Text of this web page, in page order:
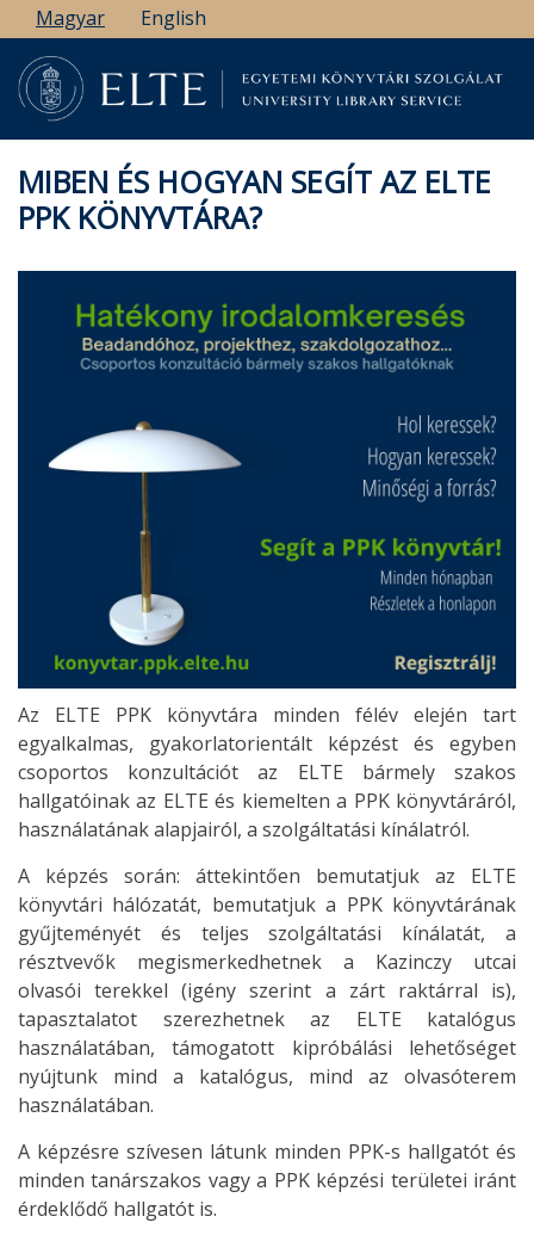
Ugrás
a
tartalomra
Magyar English
MIBEN ÉS HOGYAN SEGÍT AZ ELTE
PPK KÖNYVTÁRA?
Az ELTE PPK könyvtára minden félév elején tart
egyalkalmas, gyakorlatorientált képzést és egyben
csoportos konzultációt az ELTE bármely szakos
hallgatóinak az ELTE és kiemelten a PPK könyvtáráról,
használatának alapjairól, a szolgáltatási kínálatról.
A képzés során: áttekintően bemutatjuk az ELTE
könyvtári hálózatát, bemutatjuk a PPK könyvtárának
gyűjteményét és teljes szolgáltatási kínálatát, a
résztvevők megismerkedhetnek a Kazinczy utcai
olvasói terekkel (igény szerint a zárt raktárral is),
tapasztalatot szerezhetnek az ELTE katalógus
használatában, támogatott kipróbálási lehetőséget
nyújtunk mind a katalógus, mind az olvasóterem
használatában.
A képzésre szívesen látunk minden PPK-s hallgatót és
minden tanárszakos vagy a PPK képzési területei iránt
érdeklődő hallgatót is.